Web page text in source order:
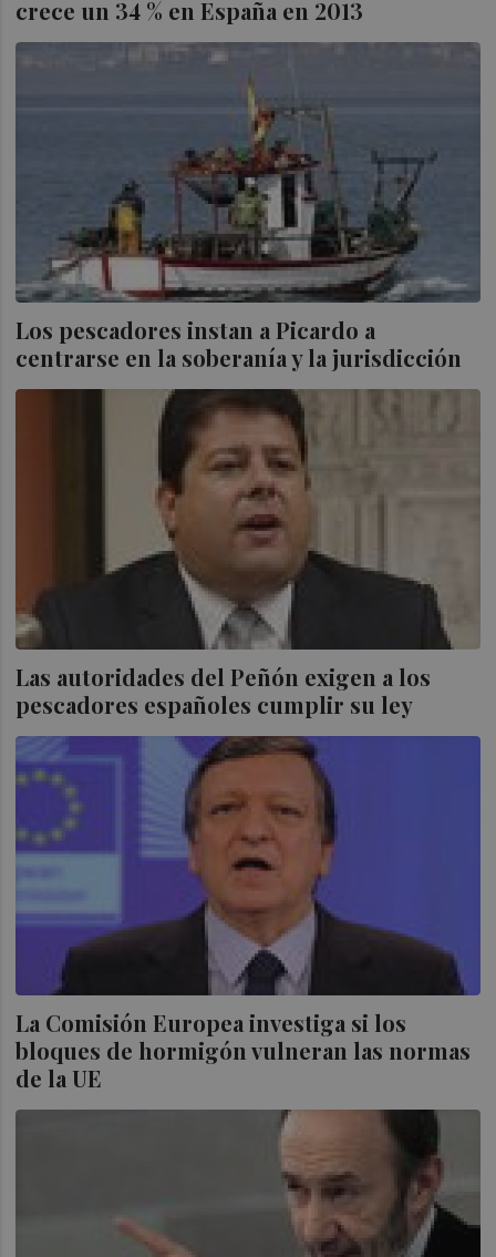
crece un 34 % en España en 2013
Los pescadores instan a Picardo a
centrarse en la soberanía y la jurisdicción
Las autoridades del Peñón exigen a los
pescadores españoles cumplir su ley
La Comisión Europea investiga si los
bloques de hormigón vulneran las normas
de la UE